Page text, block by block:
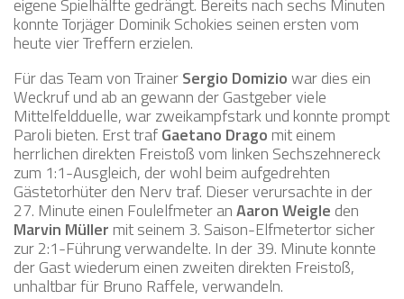
konnte Torjäger Dominik Schokies seinen ersten vom
heute vier Treffern erzielen.
Für das Team von TrainerSergio Domiziowar dies ein
Weckruf und ab an gewann der Gastgeber viele
Mittelfeldduelle, war zweikampfstark und konnte prompt
Paroli bieten. Erst trafGaetano Drago mit einem
herrlichen direkten Freistoß vom linken Sechszehnereck
zum 1:1-Ausgleich, der wohl beim aufgedrehten
Gästetorhüter den Nerv traf. Dieser verursachte in der
27. Minute einen Foulelfmeter anAaron Weigle den
Marvin Müller mit seinem 3. Saison-Elfmetertor sicher
zur 2:1-Führung verwandelte. In der 39. Minute konnte
der Gast wiederum einen zweiten direkten Freistoß,
unhaltbar für Bruno Raffele, verwandeln.